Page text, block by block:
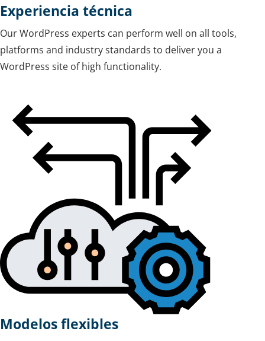
Experiencia técnica
Our WordPress experts can perform well on all tools,
platforms and industry standards to deliver you a
WordPress site of high functionality.
Modelos flexibles